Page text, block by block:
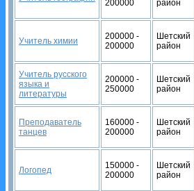
200000 район
Учитель химии
200000 -
200000
Шетский
район
Учитель русского
языка и
литературы
200000 -
250000
Шетский
район
Преподаватель
танцев
160000 -
200000
Шетский
район
Логопед
150000 -
200000
Шетский
район